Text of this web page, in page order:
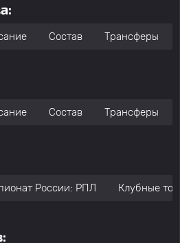
Состав Трансферы
Состав Трансферы
России: РПЛ Клубные